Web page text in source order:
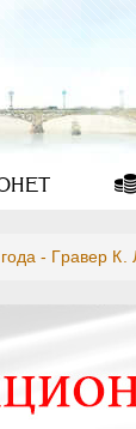
- Гравер К.